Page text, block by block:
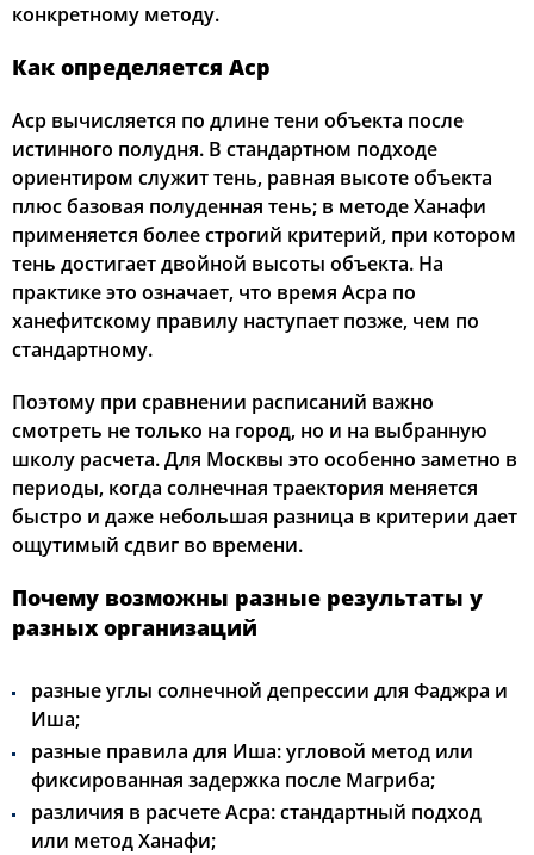
конкретному методу.
Как определяется Аср
Аср вычисляется по длине тени объекта после
истинного полудня. В стандартном подходе
ориентиром служит тень, равная высоте объекта
плюс базовая полуденная тень; в методе Ханафи
применяется более строгий критерий, при котором
тень достигает двойной высоты объекта. На
практике это означает, что время Асра по
ханефитскому правилу наступает позже, чем по
стандартному.
Поэтому при сравнении расписаний важно
смотреть не только на город, но и на выбранную
школу расчета. Для Москвы это особенно заметно в
периоды, когда солнечная траектория меняется
быстро и даже небольшая разница в критерии дает
ощутимый сдвиг во времени.
Почему возможны разные результаты у
разных организаций
разные углы солнечной депрессии для Фаджра и
Иша;
разные правила для Иша: угловой метод или
фиксированная задержка после Магриба;
различия в расчете Асра: стандартный подход
или метод Ханафи;